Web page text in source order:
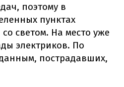
поэтому в
пунктах
светом. На место уже
электриков. По
пострадавших,